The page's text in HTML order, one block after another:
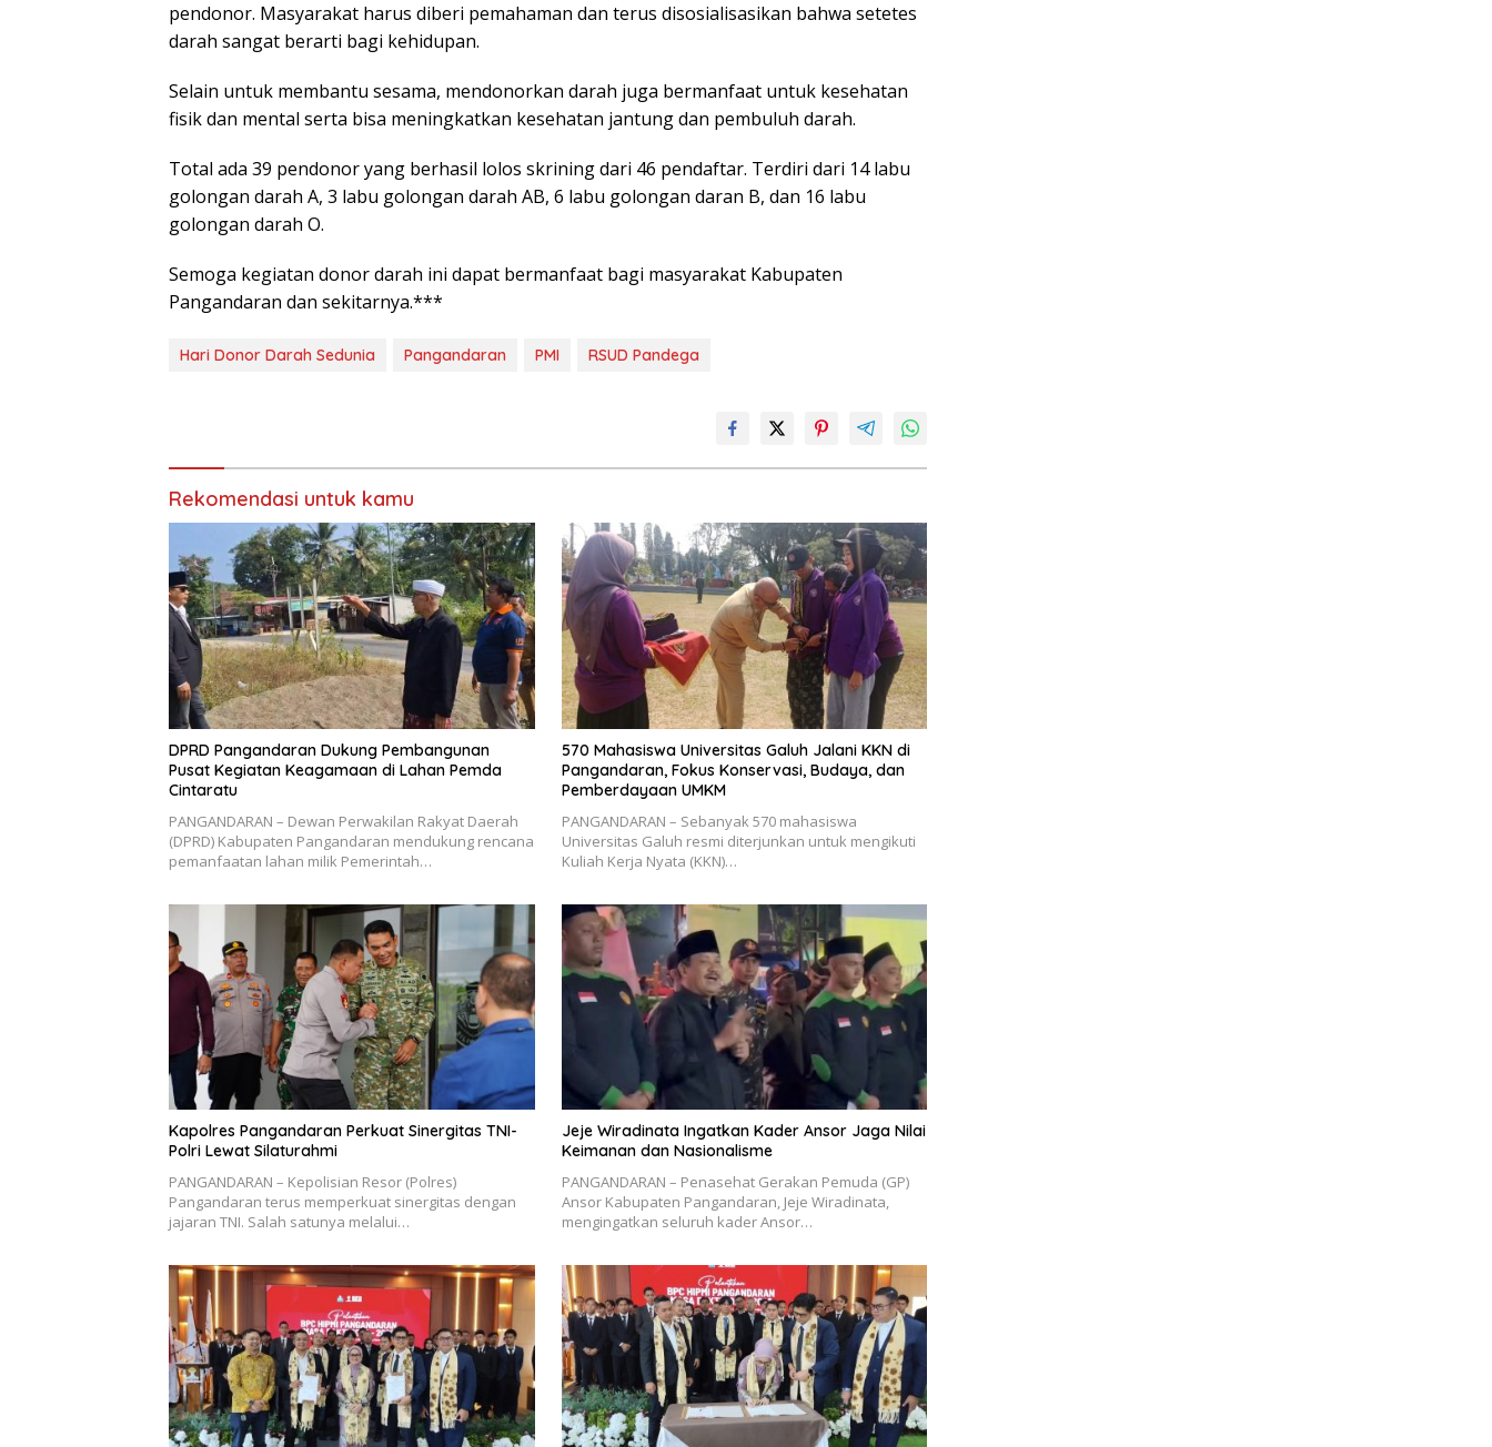
pendonor. Masyarakat harus diberi pemahaman dan terus disosialisasikan bahwa setetes
darah sangat berarti bagi kehidupan.
Selain untuk membantu sesama, mendonorkan darah juga bermanfaat untuk kesehatan
fisik dan mental serta bisa meningkatkan kesehatan jantung dan pembuluh darah.
Total ada 39 pendonor yang berhasil lolos skrining dari 46 pendaftar. Terdiri dari 14 labu
golongan darah A, 3 labu golongan darah AB, 6 labu golongan daran B, dan 16 labu
golongan darah O.
Semoga kegiatan donor darah ini dapat bermanfaat bagi masyarakat Kabupaten
Pangandaran dan sekitarnya.***
Hari Donor Darah Sedunia Pangandaran PMI RSUD Pandega
Rekomendasi untuk kamu
DPRD Pangandaran Dukung Pembangunan
Pusat Kegiatan Keagamaan di Lahan Pemda
Cintaratu
PANGANDARAN – Dewan Perwakilan Rakyat Daerah
(DPRD) Kabupaten Pangandaran mendukung rencana
pemanfaatan lahan milik Pemerintah…
570 Mahasiswa Universitas Galuh Jalani KKN di
Pangandaran, Fokus Konservasi, Budaya, dan
Pemberdayaan UMKM
PANGANDARAN – Sebanyak 570 mahasiswa
Universitas Galuh resmi diterjunkan untuk mengikuti
Kuliah Kerja Nyata (KKN)…
Kapolres Pangandaran Perkuat Sinergitas TNI-
Polri Lewat Silaturahmi
PANGANDARAN – Kepolisian Resor (Polres)
Pangandaran terus memperkuat sinergitas dengan
jajaran TNI. Salah satunya melalui…
Jeje Wiradinata Ingatkan Kader Ansor Jaga Nilai
Keimanan dan Nasionalisme
PANGANDARAN – Penasehat Gerakan Pemuda (GP)
Ansor Kabupaten Pangandaran, Jeje Wiradinata,
mengingatkan seluruh kader Ansor…